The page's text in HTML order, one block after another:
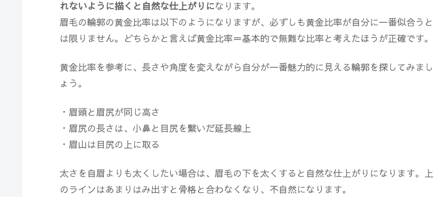
れないように描くと自然な仕上がりになります。
眉毛の輪郭の黄金比率は以下のようになりますが、 必ずしも黄金比率が自分に一番似合うと
は限りません。どちらかと言えば黄金比率＝基本的で無難な比率と考えたほうが正確です。
黄金比率を参考に、長さや角度を変えながら自分が一番魅力的に見える輪郭を探してみまし
ょう。
・眉頭と眉尻が同じ高さ
・眉尻の長さは、小鼻と目尻を繋いだ延長線上
・眉山は目尻の上に取る
太さを自眉よりも太くしたい場合は、眉毛の下を太くすると自然な仕上がりになります。上
のラインはあまりはみ出すと骨格と合わなくなり、不自然になります。